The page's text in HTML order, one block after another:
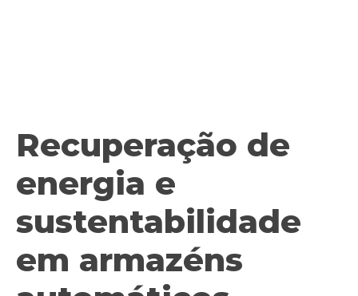
Recuperação de
energia e
sustentabilidade
em armazéns